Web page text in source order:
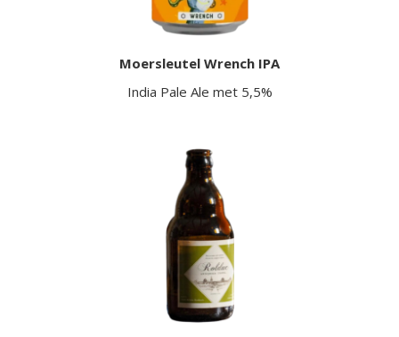
Moersleutel Wrench IPA
India Pale Ale met 5,5%